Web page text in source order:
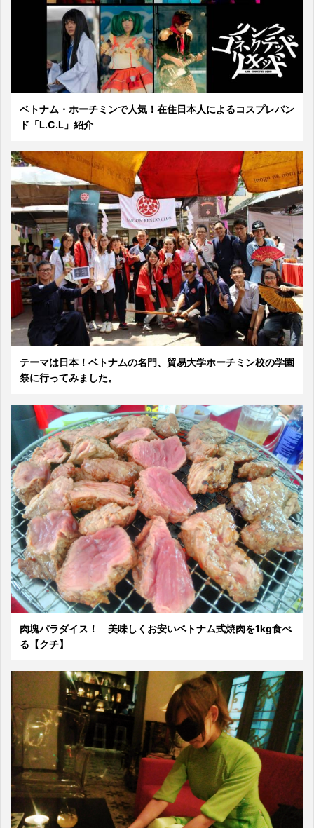
ベトナム・ホーチミンで人気！在住日本人によるコスプレバン
ド「L.C.L」紹介
テーマは日本！ベトナムの名門、貿易大学ホーチミン校の学園
祭に行ってみました。
肉塊パラダイス！ 美味しくお安いベトナム式焼肉を1kg食べ
る【クチ】